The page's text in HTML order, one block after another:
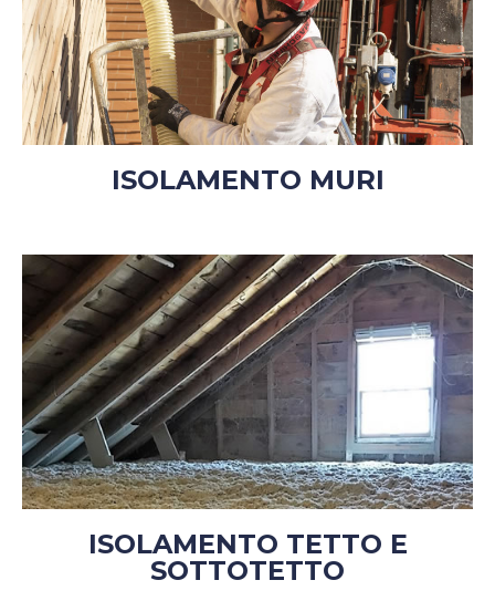
ISOLAMENTO MURI
ISOLAMENTO TETTO E
SOTTOTETTO